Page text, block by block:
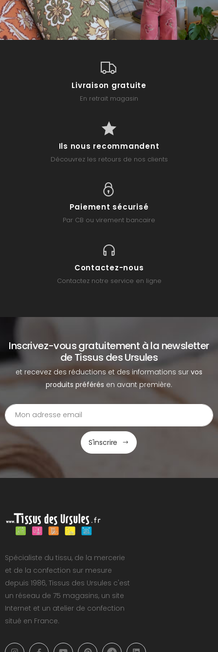
Livraison gratuite
En retrait magasin
Ils nous recommandent
Découvrez les retours de nos clients
Paiement sécurisé
Par CB ou virement bancaire
Contactez-nous
Contactez notre service en ligne
Inscrivez-vous gratuitement à la newsletter
de Tissus des Ursules
et recevez des réductions et des informations sur vos
produits préférés en avant première.
S'inscrire
Spécialiste du tissu, de la mercerie
et de la confection sur mesure
depuis 1986, Tissus des Ursules c'est
un réseau de 75 magasins, un site
Internet et un atelier de confection
situé en France.